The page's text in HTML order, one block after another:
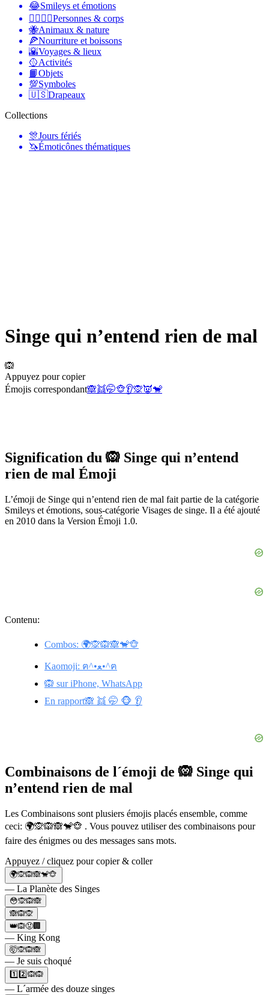
😂Smileys et émotions
👩‍❤️‍💋‍👨Personnes & corps
🐝Animaux & nature
🍕Nourriture et boissons
🌇Voyages & lieux
🥎Activités
📙Objets
💯Symboles
🇺🇸Drapeaux
Collections
🎊Jours fériés
🦄Émoticônes thématiques
Singe qui n’entend rien de mal
🙉
Appuyez pour copier
Émojis correspondant🙈👯🤭🐵👂🙊👿🐒
Signification du 🙉 Singe qui n’entend
rien de mal Émoji
L’émoji de Singe qui n’entend rien de mal fait partie de la catégorie
Smileys et émotions, sous-catégorie Visages de singe. Il a été ajouté
en 2010 dans la Version Émoji 1.0.
Contenu:
Combos: 🌍🙊🙉🙈🐒🐵
Kaomoji: ฅ^•ﻌ•^ฅ
🙉 sur iPhone, WhatsApp
En rapport🙈 👯 🤭 🐵 👂
Combinaisons de l´émoji de 🙉 Singe qui
n’entend rien de mal
Les Combinaisons sont plusiers émojis placés ensemble, comme
ceci: 🌍🙊🙉🙈🐒🐵 . Vous pouvez utiliser des combinaisons pour
faire des énigmes ou des messages sans mots.
Appuyez / cliquez pour copier & coller
🌍🙊🙉🙈🐒🐵
— La Planète des Singes
😳🙊🙉🙈
🙈🙉🙊
👑🙉😡🏢
— King Kong
🤯🙊🙉🙈
— Je suis choqué
1️⃣2️⃣🙉🙉
— L´armée des douze singes